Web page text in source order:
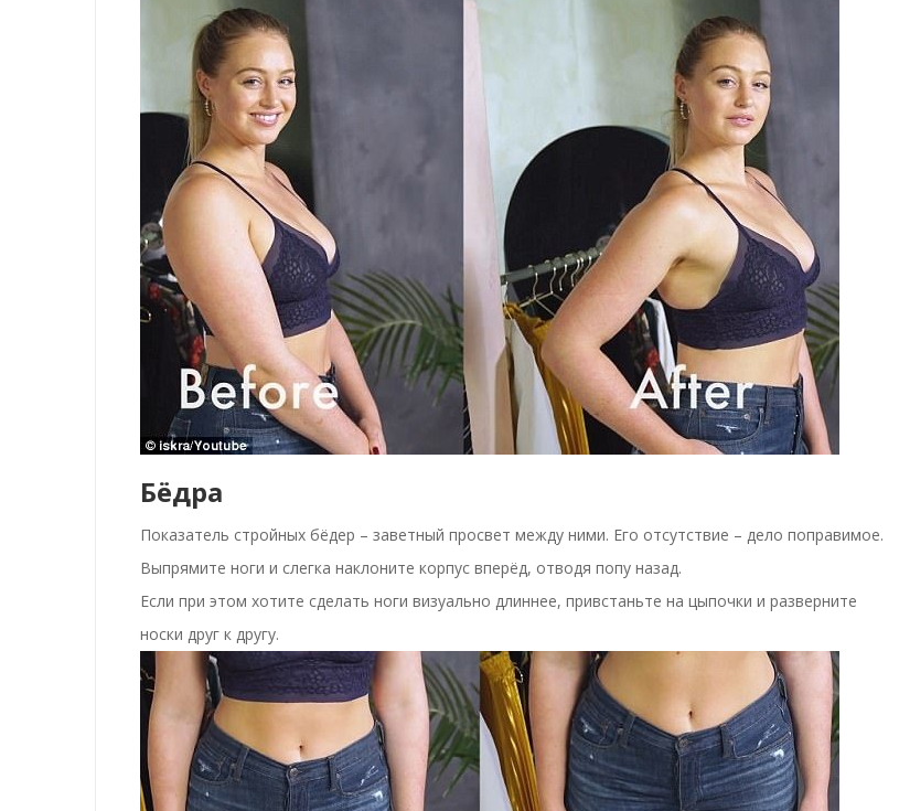
Бёдра
Показатель стройных бёдер – заветный просвет между ними. Его отсутствие – дело поправимое.
Выпрямите ноги и слегка наклоните корпус вперёд, отводя попу назад.
Если при этом хотите сделать ноги визуально длиннее, привстаньте на цыпочки и разверните
носки друг к другу.